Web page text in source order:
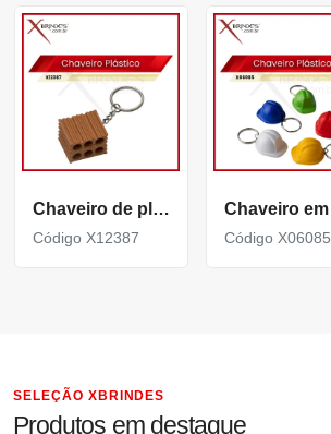
Chaveiro de plástico personalizável em formato de tijolo X12387
Código X12387 Código X06085
SELEÇÃO XBRINDES
Produtos em destaque